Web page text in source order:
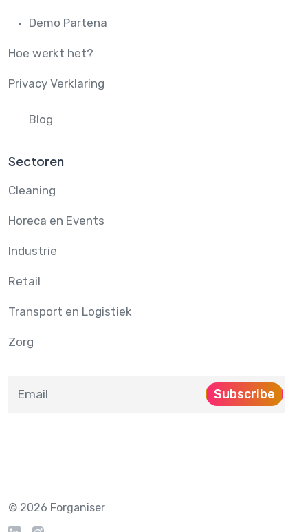
Demo Partena
Hoe werkt het?
Privacy Verklaring
Blog
Sectoren
Cleaning
Horeca en Events
Industrie
Retail
Transport en Logistiek
Zorg
Subscribe
© 2026 Forganiser